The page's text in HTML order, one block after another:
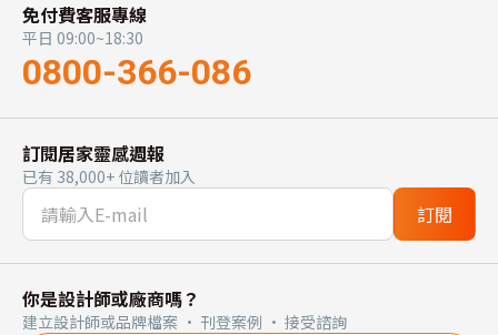
免付費客服專線
平日 09:00~18:30
0800-366-086
訂閱居家靈感週報
已有 38,000+ 位讀者加入
訂閱
你是設計師或廠商嗎？
建立設計師或品牌檔案 · 刊登案例 · 接受諮詢